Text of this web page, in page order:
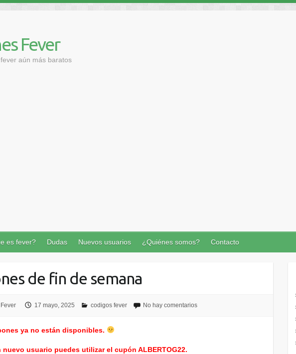
Fever
aún más baratos
es fever? Dudas Nuevos usuarios ¿Quiénes somos? Contacto
de fin de semana
17 mayo, 2025 codigos fever No hay comentarios
ya no están disponibles.
nuevo usuario puedes utilizar el cupón ALBERTOG22.